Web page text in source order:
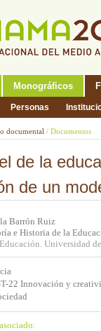
Monográficos
Personas
documental / Documentos
de la
de un
Barrón Ruiz
e Historia de la
Universidad
22 Innovación y